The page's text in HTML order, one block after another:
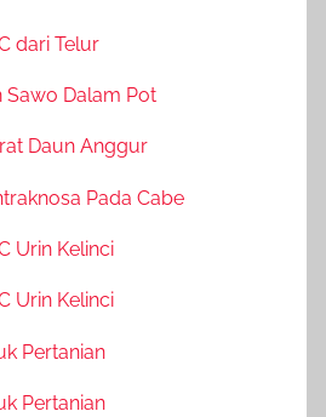
dari Telur
Sawo Dalam Pot
Daun Anggur
Pada Cabe
Urin Kelinci
Urin Kelinci
Pertanian
Pertanian